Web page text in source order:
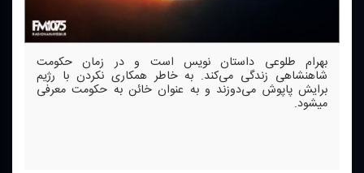
بهرام طلوعی داستان نویس است و در زمان حكومت
شاهنشاهی زندگی می‌كند. به خاطر همكاری نكردن با رژیم
برایش پاپوش می‌دوزند و به عنوان خائن به حكومت معرفی
میشود.